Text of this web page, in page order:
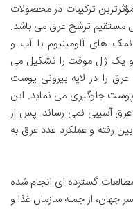
ترکیبات در محصولات
مستقیم ترشح عرق می باشد.
های آلومینیوم با آب و
و یک ژل موقت را تشکیل می
را در لایه بیرونی پوست
جلوگیری می نماید. این
آسیبی نمی رساند. پس از
رفته و عملکرد غدد عرق به
گسترده ای انجام شده
جهان، از جمله سازمان غذا و